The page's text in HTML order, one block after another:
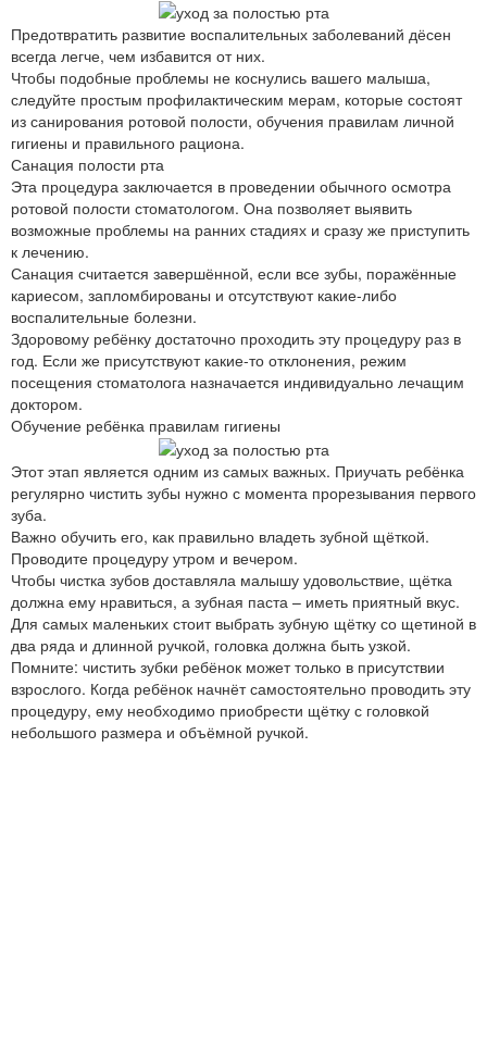
Предотвратить развитие воспалительных заболеваний дёсен
всегда легче, чем избавится от них.
Чтобы подобные проблемы не коснулись вашего малыша,
следуйте простым профилактическим мерам, которые состоят
из санирования ротовой полости, обучения правилам личной
гигиены и правильного рациона.
Санация полости рта
Эта процедура заключается в проведении обычного осмотра
ротовой полости стоматологом. Она позволяет выявить
возможные проблемы на ранних стадиях и сразу же приступить
к лечению.
Санация считается завершённой, если все зубы, поражённые
кариесом, запломбированы и отсутствуют какие-либо
воспалительные болезни.
Здоровому ребёнку достаточно проходить эту процедуру раз в
год. Если же присутствуют какие-то отклонения, режим
посещения стоматолога назначается индивидуально лечащим
доктором.
Обучение ребёнка правилам гигиены
Этот этап является одним из самых важных. Приучать ребёнка
регулярно чистить зубы нужно с момента прорезывания первого
зуба.
Важно обучить его, как правильно владеть зубной щёткой.
Проводите процедуру утром и вечером.
Чтобы чистка зубов доставляла малышу удовольствие, щётка
должна ему нравиться, а зубная паста – иметь приятный вкус.
Для самых маленьких стоит выбрать зубную щётку со щетиной в
два ряда и длинной ручкой, головка должна быть узкой.
Помните: чистить зубки ребёнок может только в присутствии
взрослого. Когда ребёнок начнёт самостоятельно проводить эту
процедуру, ему необходимо приобрести щётку с головкой
небольшого размера и объёмной ручкой.